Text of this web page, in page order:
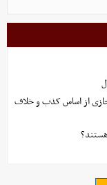
از اساس کذب و خلاف